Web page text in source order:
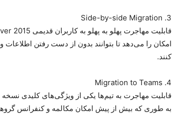
3. Side-by-side Migration
امکان را می‌دهد تا بتوانند بدون از دست رفتن
کنند.
4. Migration to Teams
قابلیت مهاجرت به تیم‌ها یکی از ویژگی‌های کلیدی
به طوری که بیش از پیش امکان مکالمه و کنفرانس